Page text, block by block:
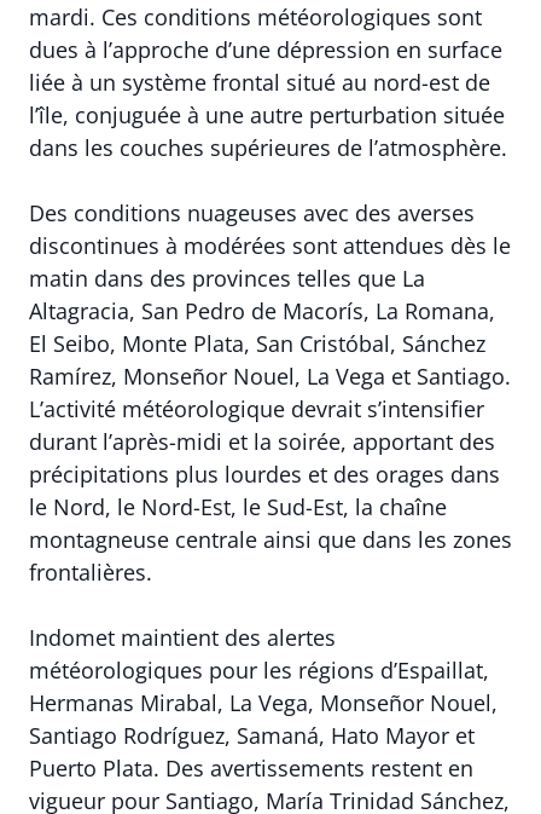
mardi. Ces conditions météorologiques sont
dues à l’approche d’une dépression en surface
liée à un système frontal situé au nord-est de
l’île, conjuguée à une autre perturbation située
dans les couches supérieures de l’atmosphère.
Des conditions nuageuses avec des averses
discontinues à modérées sont attendues dès le
matin dans des provinces telles que La
Altagracia, San Pedro de Macorís, La Romana,
El Seibo, Monte Plata, San Cristóbal, Sánchez
Ramírez, Monseñor Nouel, La Vega et Santiago.
L’activité météorologique devrait s’intensifier
durant l’après-midi et la soirée, apportant des
précipitations plus lourdes et des orages dans
le Nord, le Nord-Est, le Sud-Est, la chaîne
montagneuse centrale ainsi que dans les zones
frontalières.
Indomet maintient des alertes
météorologiques pour les régions d’Espaillat,
Hermanas Mirabal, La Vega, Monseñor Nouel,
Santiago Rodríguez, Samaná, Hato Mayor et
Puerto Plata. Des avertissements restent en
vigueur pour Santiago, María Trinidad Sánchez,